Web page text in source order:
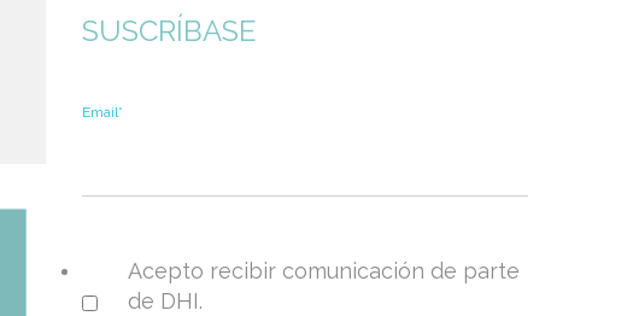
SUSCRÍBASE
Email*
Acepto recibir comunicación de parte
de DHI.